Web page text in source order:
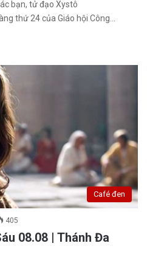
bạn, tử đạo Xystô
thứ 24 của Giáo hội Công…
Café đen
405
08.08 | Thánh Đa